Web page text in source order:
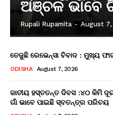
ଅଞ୍ଚଳ ଭାବେ
Rupali Rupamita - August 7,
ତେଜୁଛି ରେଭେନ୍ସା ବିବାଦ : ମୁଖ୍ୟ
ODISHA August 7, 2026
ଜାତୀୟ ହସ୍ତତନ୍ତ ଦିବସ :୪୦ କିମି
ଗାଁ ଭାବେ ପାଇଛି ସ୍ବତନ୍ତ୍ର ପରିଚୟ